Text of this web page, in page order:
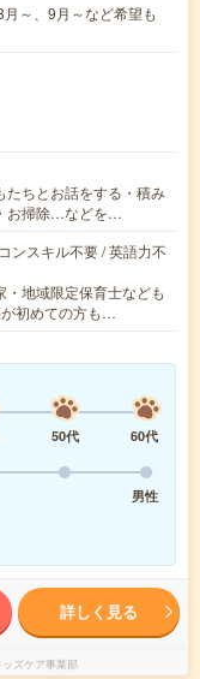
月～、9月～など希望も
たちとお話をする・積み
お掃除…などを…
ンスキル不要 / 英語力不
地域限定保育士なども
初めての方も…
50代
60代
男性
詳しく見る
ズケア事業部